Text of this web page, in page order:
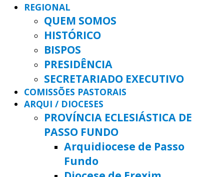
REGIONAL
QUEM SOMOS
HISTÓRICO
BISPOS
PRESIDÊNCIA
SECRETARIADO EXECUTIVO
COMISSÕES PASTORAIS
ARQUI / DIOCESES
PROVÍNCIA ECLESIÁSTICA DE
PASSO FUNDO
Arquidiocese de Passo
Fundo